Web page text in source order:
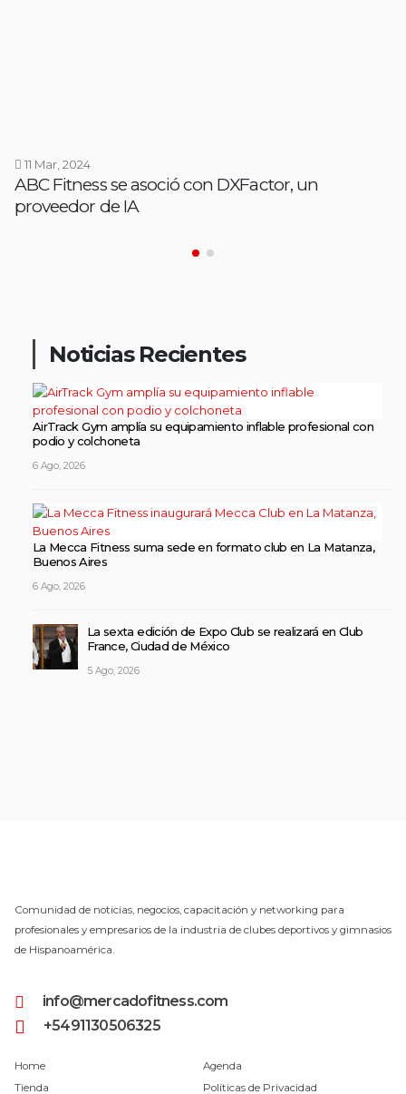
11 Mar, 2024
ABC Fitness se asoció con DXFactor, un
proveedor de IA
Noticias Recientes
AirTrack Gym amplía su equipamiento inflable profesional con
podio y colchoneta
6 Ago, 2026
La Mecca Fitness suma sede en formato club en La Matanza,
Buenos Aires
6 Ago, 2026
La sexta edición de Expo Club se realizará en Club
France, Ciudad de México
5 Ago, 2026
Comunidad de noticias, negocios, capacitación y networking para
profesionales y empresarios de la industria de clubes deportivos y gimnasios
de Hispanoamérica.
info@mercadofitness.com
+5491130506325
Home
Tienda
Agenda
Políticas de Privacidad